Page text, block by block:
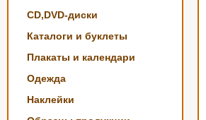
CD,DVD-диски
Каталоги и буклеты
Плакаты и календари
Одежда
Наклейки